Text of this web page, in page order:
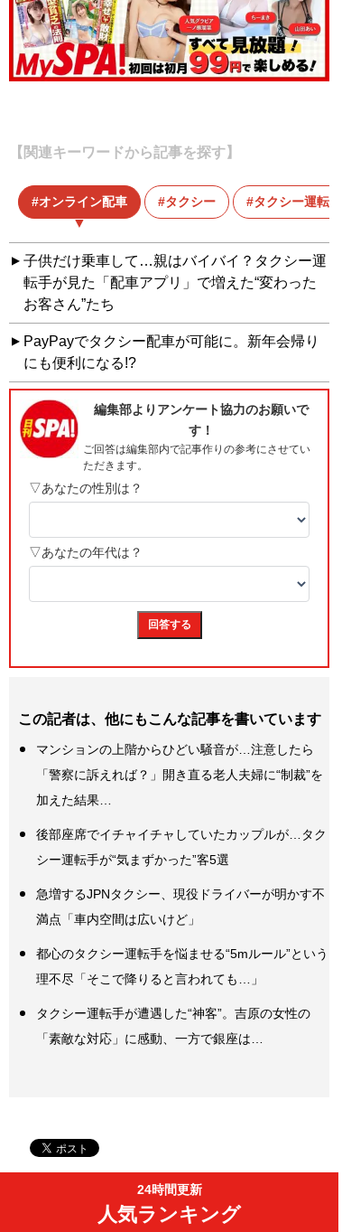
【関連キーワードから記事を探す】
オンライン配車 タクシー タクシー運転手
子供だけ乗車して…親はバイバイ？タクシー運
転手が見た「配車アプリ」で増えた“変わった
お客さん”たち
PayPayでタクシー配車が可能に。新年会帰り
にも便利になる!?
この記者は、他にもこんな記事を書いています
マンションの上階からひどい騒音が…注意したら
「警察に訴えれば？」開き直る老人夫婦に“制裁”を
加えた結果…
後部座席でイチャイチャしていたカップルが…タク
シー運転手が“気まずかった”客5選
急増するJPNタクシー、現役ドライバーが明かす不
満点「車内空間は広いけど」
都心のタクシー運転手を悩ませる“5mルール”という
理不尽「そこで降りると言われても…」
タクシー運転手が遭遇した“神客”。吉原の女性の
「素敵な対応」に感動、一方で銀座は…
24時間更新
人気ランキング